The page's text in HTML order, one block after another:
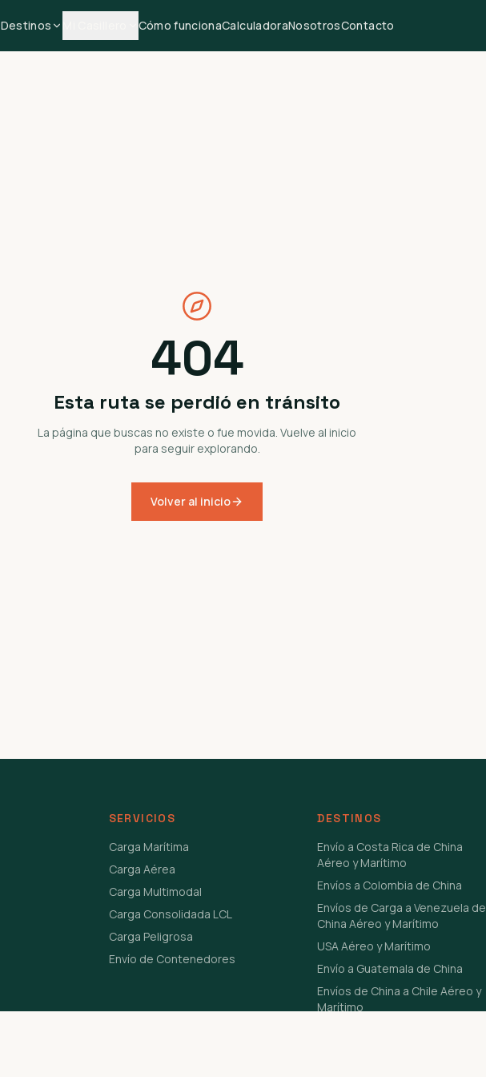
Destinos Cómo funcionaCalculadoraNosotrosContacto
404
Esta ruta se perdió en tránsito
La página que buscas no existe o fue movida. Vuelve al inicio
para seguir explorando.
Volver al inicio
SERVICIOS
Carga Marítima
Carga Aérea
Carga Multimodal
Carga Consolidada LCL
Carga Peligrosa
Envío de Contenedores
DESTINOS
Envío a Costa Rica de China
Aéreo y Marítimo
Envíos a Colombia de China
Envíos de Carga a Venezuela de
China Aéreo y Marítimo
USA Aéreo y Marítimo
Envío a Guatemala de China
Envíos de China a Chile Aéreo y
Marítimo